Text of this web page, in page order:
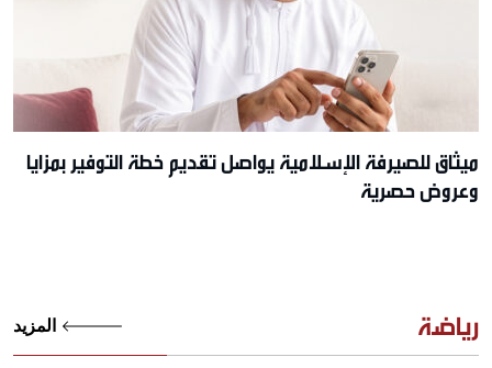
ميثاق للصيرفة الإسلامية يواصل تقديم خطة التوفير بمزايا
وعروض حصرية
رياضة المزيد